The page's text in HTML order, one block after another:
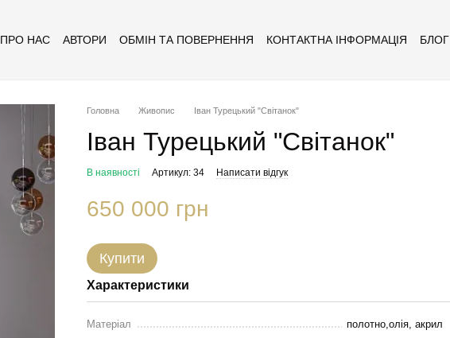
ПРО НАС АВТОРИ ОБМІН ТА ПОВЕРНЕННЯ КОНТАКТНА ІНФОРМАЦІЯ БЛОГ
Головна Живопис Іван Турецький "Світанок"
Іван Турецький "Світанок"
В наявності Артикул: 34 Написати відгук
650 000 грн
Купити
Характеристики
Матеріал полотно,олія, акрил